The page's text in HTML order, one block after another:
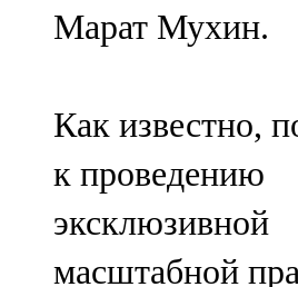
Марат Мухин.
Как известно,
к проведению
эксклюзивной
масштабной